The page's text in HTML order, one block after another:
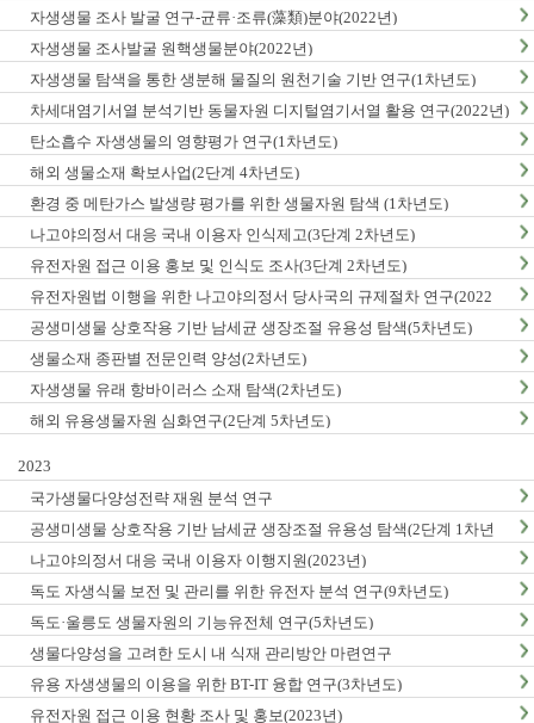
자생생물 조사 발굴 연구-균류·조류(藻類)분야(2022년)
자생생물 조사발굴 원핵생물분야(2022년)
자생생물 탐색을 통한 생분해 물질의 원천기술 기반 연구(1차년도)
차세대염기서열 분석기반 동물자원 디지털염기서열 활용 연구(2022년)
탄소흡수 자생생물의 영향평가 연구(1차년도)
해외 생물소재 확보사업(2단계 4차년도)
환경 중 메탄가스 발생량 평가를 위한 생물자원 탐색 (1차년도)
나고야의정서 대응 국내 이용자 인식제고(3단계 2차년도)
유전자원 접근 이용 홍보 및 인식도 조사(3단계 2차년도)
유전자원법 이행을 위한 나고야의정서 당사국의 규제절차 연구(2022
년)
공생미생물 상호작용 기반 남세균 생장조절 유용성 탐색(5차년도)
생물소재 종판별 전문인력 양성(2차년도)
자생생물 유래 항바이러스 소재 탐색(2차년도)
해외 유용생물자원 심화연구(2단계 5차년도)
2023
국가생물다양성전략 재원 분석 연구
공생미생물 상호작용 기반 남세균 생장조절 유용성 탐색(2단계 1차년
도)
나고야의정서 대응 국내 이용자 이행지원(2023년)
독도 자생식물 보전 및 관리를 위한 유전자 분석 연구(9차년도)
독도·울릉도 생물자원의 기능유전체 연구(5차년도)
생물다양성을 고려한 도시 내 식재 관리방안 마련연구
유용 자생생물의 이용을 위한 BT-IT 융합 연구(3차년도)
유전자원 접근 이용 현황 조사 및 홍보(2023년)